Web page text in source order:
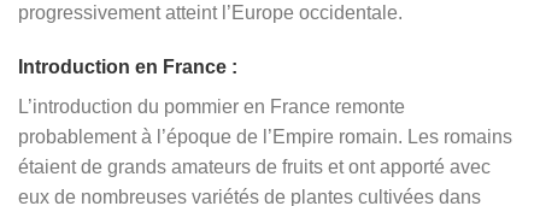
progressivement atteint l’Europe occidentale.
Introduction en France :
L’introduction du pommier en France remonte
probablement à l’époque de l’Empire romain. Les romains
étaient de grands amateurs de fruits et ont apporté avec
eux de nombreuses variétés de plantes cultivées dans